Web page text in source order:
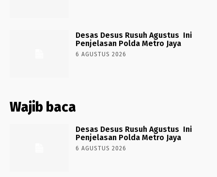
Desas Desus Rusuh Agustus Ini
Penjelasan Polda Metro Jaya
6 AGUSTUS 2026
Wajib baca
Desas Desus Rusuh Agustus Ini
Penjelasan Polda Metro Jaya
6 AGUSTUS 2026